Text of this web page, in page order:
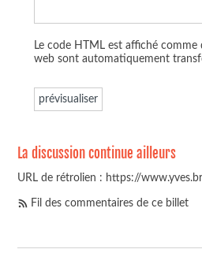
Le code HTML est affiché comme
web sont automatiquement
La discussion continue ailleurs
URL de rétrolien : https://
Fil des commentaires de ce billet